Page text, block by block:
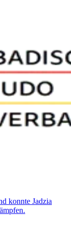
konnte Jadzia